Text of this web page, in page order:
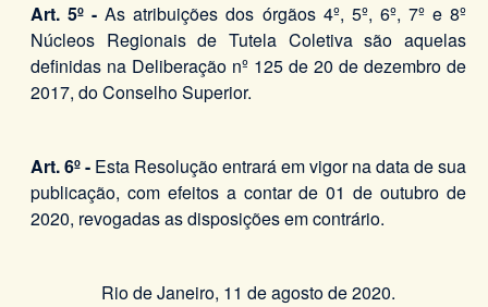
Art. 5º - As atribuições dos órgãos 4º, 5º, 6º, 7º e 8º
Núcleos Regionais de Tutela Coletiva são aquelas
definidas na Deliberação nº 125 de 20 de dezembro de
2017, do Conselho Superior.
Art. 6º - Esta Resolução entrará em vigor na data de sua
publicação, com efeitos a contar de 01 de outubro de
2020, revogadas as disposições em contrário.
Rio de Janeiro, 11 de agosto de 2020.